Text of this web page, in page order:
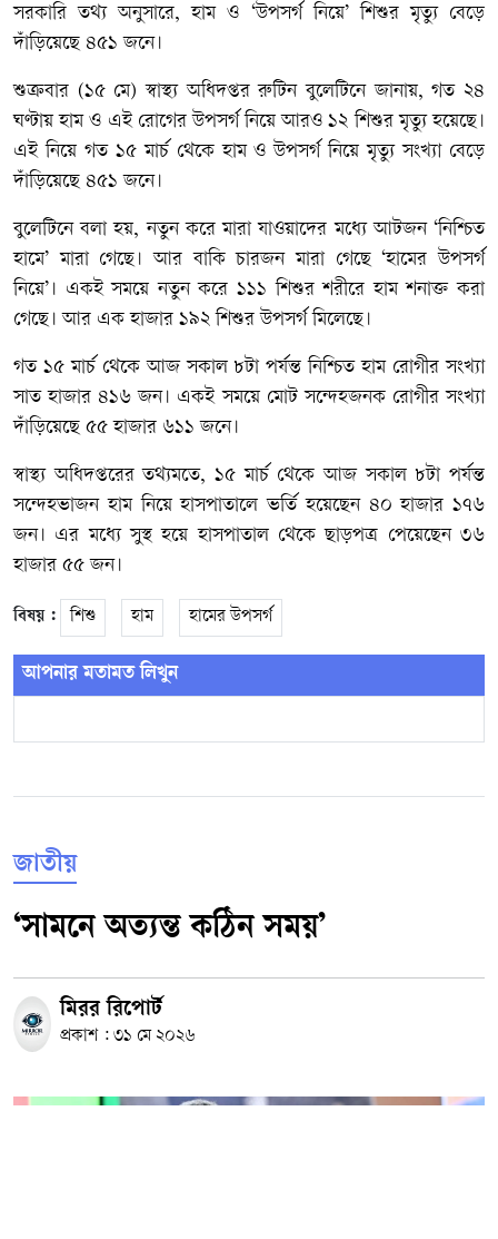
সরকারি তথ্য অনুসারে, হাম ও ‘উপসর্গ নিয়ে’ শিশুর মৃত্যু বেড়ে
দাঁড়িয়েছে ৪৫১ জনে।
শুক্রবার (১৫ মে) স্বাস্থ্য অধিদপ্তর রুটিন বুলেটিনে জানায়, গত ২৪
ঘণ্টায় হাম ও এই রোগের উপসর্গ নিয়ে আরও ১২ শিশুর মৃত্যু হয়েছে।
এই নিয়ে গত ১৫ মার্চ থেকে হাম ও উপসর্গ নিয়ে মৃত্যু সংখ্যা বেড়ে
দাঁড়িয়েছে ৪৫১ জনে।
বুলেটিনে বলা হয়, নতুন করে মারা যাওয়াদের মধ্যে আটজন ‘নিশ্চিত
হামে’ মারা গেছে। আর বাকি চারজন মারা গেছে ‘হামের উপসর্গ
নিয়ে’। একই সময়ে নতুন করে ১১১ শিশুর শরীরে হাম শনাক্ত করা
গেছে। আর এক হাজার ১৯২ শিশুর উপসর্গ মিলেছে।
গত ১৫ মার্চ থেকে আজ সকাল ৮টা পর্যন্ত নিশ্চিত হাম রোগীর সংখ্যা
সাত হাজার ৪১৬ জন। একই সময়ে মোট সন্দেহজনক রোগীর সংখ্যা
দাঁড়িয়েছে ৫৫ হাজার ৬১১ জনে।
স্বাস্থ্য অধিদপ্তরের তথ্যমতে, ১৫ মার্চ থেকে আজ সকাল ৮টা পর্যন্ত
সন্দেহভাজন হাম নিয়ে হাসপাতালে ভর্তি হয়েছেন ৪০ হাজার ১৭৬
জন। এর মধ্যে সুস্থ হয়ে হাসপাতাল থেকে ছাড়পত্র পেয়েছেন ৩৬
হাজার ৫৫ জন।
বিষয় : শিশু হাম হামের উপসর্গ
আপনার মতামত লিখুন
জাতীয়
‘সামনে অত্যন্ত কঠিন সময়’
মিরর রিপোর্ট
প্রকাশ : ৩১ মে ২০২৬